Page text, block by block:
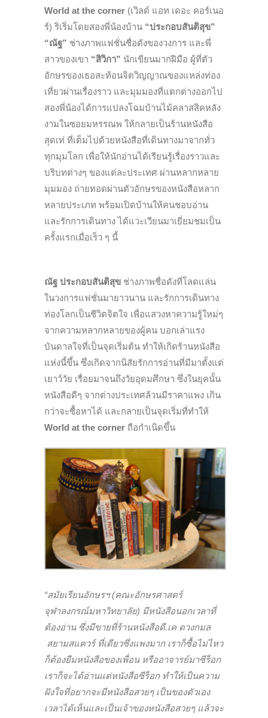
World at the corner (เวิลด์ แอท เดอะ คอร์เนอ
ร์) ริเริ่มโดยสองพี่น้องบ้าน “ประกอบสันติสุข”
“ณัฐ” ช่างภาพแฟชั่นชื่อดังของวงการ และพี่
สาวของเขา “สิวิกา” นักเขียนมากฝีมือ ผู้ที่ตัว
อักษรของเธอสะท้อนจิตวิญญาณของแหล่งท่อง
เที่ยวผ่านเรื่องราว และมุมมองที่แตกต่างออกไป
สองพี่น้องได้การแปลงโฉมบ้านไม้คลาสสิคหลัง
งามในซอยมหรรณพ ให้กลายเป็นร้านหนังสือ
สุดเท่ ที่เต็มไปด้วยหนังสือที่เดินทางมาจากทั่ว
ทุกมุมโลก เพื่อให้นักอ่านได้เรียนรู้เรื่องราวและ
บริบทต่างๆ ของแต่ละประเทศ ผ่านหลากหลาย
มุมมอง ถ่ายทอดผ่านตัวอักษรของหนังสือหลาก
หลายประเภท พร้อมเปิดบ้านให้คนชอบอ่าน
และรักการเดินทาง ได้แวะเวียนมาเยี่ยมชมเป็น
ครั้งแรกเมื่อเร็ว ๆ นี้
ณัฐ ประกอบสันติสุข ช่างภาพชื่อดังที่โลดแล่น
ในวงการแฟชั่นมายาวนาน และรักการเดินทาง
ท่องโลกเป็นชีวิตจิตใจ เพื่อแสวงหาความรู้ใหม่ๆ
จากความหลากหลายของผู้คน บอกเล่าแรง
บันดาลใจที่เป็นจุดเริ่มต้น ทำให้เกิดร้านหนังสือ
แห่งนี้ขึ้น ซึ่งเกิดจากนิสัยรักการอ่านที่มีมาตั้งแต่
เยาว์วัย เรื่อยมาจนถึงวัยอุดมศึกษา ซึ่งในยุคนั้น
หนังสือดีๆ จากต่างประเทศล้วนมีราคาแพง เกิน
กว่าจะซื้อหาได้ และกลายเป็นจุดเริ่มที่ทำให้
World at the corner ถือกำเนิดขึ้น
“สมัยเรียนอักษรฯ (คณะอักษรศาสตร์
จุฬาลงกรณ์มหาวิทยาลัย) มีหนังสือนอกเวลาที่
ต้องอ่าน ซึ่งมีขายที่ร้านหนังสือดี.เค ดวงกมล
สยามสแควร์ ที่เดียวซึ่งแพงมาก เราก็ซื้อไม่ไหว
ก็ต้องยืมหนังสือของเพื่อน หรืออาจารย์มาซีร็อก
เราก็จะได้อ่านแต่หนังสือซีร็อก ทำให้เป็นความ
ฝังใจที่อยากจะมีหนังสือสวยๆ เป็นของตัวเอง
เวลาได้เห็นและเป็นเจ้าของหนังสือสวยๆ แล้วจะ